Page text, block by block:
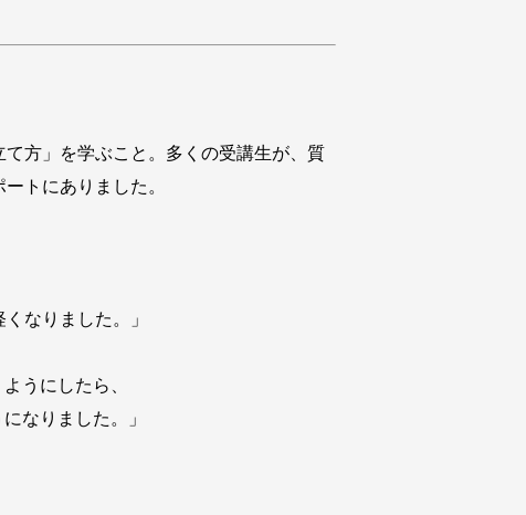
方」を学ぶこと。多くの受講生が、質
トにありました。
なりました。」
うにしたら、
なりました。」